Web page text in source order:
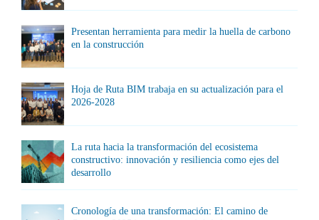
Presentan herramienta para medir la huella de carbono
en la construcción
Hoja de Ruta BIM trabaja en su actualización para el
2026-2028
La ruta hacia la transformación del ecosistema
constructivo: innovación y resiliencia como ejes del
desarrollo
Cronología de una transformación: El camino de